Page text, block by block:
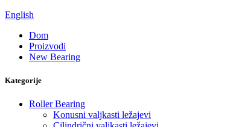
English
Dom
Proizvodi
New Bearing
Kategorije
Roller Bearing
Konusni valjkasti ležajevi